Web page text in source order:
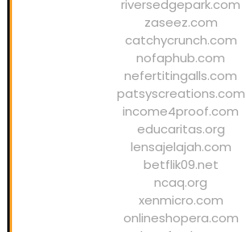
riversedgepark.com
zaseez.com
catchycrunch.com
nofaphub.com
nefertitingalls.com
patsyscreations.com
income4proof.com
educaritas.org
lensajelajah.com
betflik09.net
ncaq.org
xenmicro.com
onlineshopera.com